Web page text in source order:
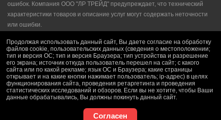
ошибок. Компания ООО "ЛР ТРЕЙД" прeдупрeждaeт, что технический
характеристики товаров и описание услуг могут содержать неточности
или ошибки.
Политика рекламной рассылки|Правила продажи
Продолжая использовать данный сайт, Вы даете согласие на обработку
файлов cookie, пользовательских данных (сведения о местоположении;
тип и версия ОС; тип и версия Браузера; тип устройства и разрешение
его экрана; источник откуда пользователь перешел на сайт; с какого
сайта или по какой рекламе; язык ОС и Браузера; какие страницы
открывает и на какие кнопки нажимает пользователь; ip-адрес) в целях
функционирования сайта, проведения ретаргетинга и проведения
статистических исследований и обзоров. Если вы не хотите, чтобы Ваши
данные обрабатывались, Вы должны покинуть данный сайт.
Согласен